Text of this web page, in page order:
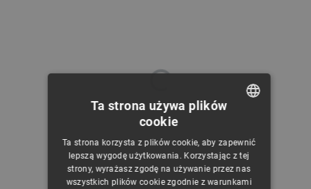
CZECH
ENGLISH
Ta strona używa plików
cookie
Ta strona korzysta z plików cookie, aby zapewnić
lepszą wygodę użytkowania. Korzystając z tej
strony, wyrażasz zgodę na używanie przez nas
wszystkich plików cookie zgodnie z warunkami